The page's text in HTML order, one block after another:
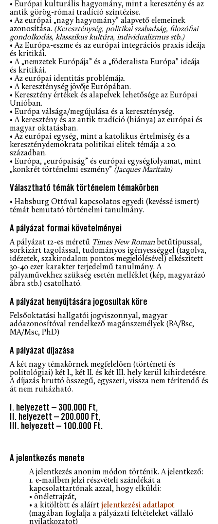
• Európai kulturális hagyomány, mint a keresztény és az
antik görög-római tradíció szintézise.
• Az európai „nagy hagyomány” alapvető elemeinek
azonosítása. (Kereszténység, politikai szabadság, filozófiai
gondolkodás, klasszikus kultúra, individualizmus stb.)
• Az Európa-eszme és az európai integrációs praxis ideája
és kritikái.
• A „nemzetek Európája” és a „föderalista Európa” ideája
és kritikái.
• Az európai identitás problémája.
• A kereszténység jövője Európában.
• Keresztény értékek és alapelvek lehetősége az Európai
Unióban.
• Európa válsága/megújulása és a kereszténység.
• A keresztény és az antik tradíció (hiánya) az európai és
magyar oktatásban.
• Az európai egység, mint a katolikus értelmiség és a
kereszténydemokrata politikai elitek témája a 20.
században.
• Európa, „európaiság” és európai egységfolyamat, mint
„konkrét történelmi eszmény” (Jacques Maritain)
Választható témák történelem témakörben
• Habsburg Ottóval kapcsolatos egyedi (kevéssé ismert)
témát bemutató történelmi tanulmány.
A pályázat formai követelményei
A pályázat 12-es méretű Times New Roman betűtípussal,
sorkizárt tagolással, tudományos igényességgel (tagolva,
idézetek, szakirodalom pontos megjelölésével) elkészített
30-40 ezer karakter terjedelmű tanulmány. A
pályaművekhez szükség esetén melléklet (kép, magyarázó
ábra stb.) csatolható.
A pályázat benyújtására jogosultak köre
Felsőoktatási hallgatói jogviszonnyal, magyar
adóazonosítóval rendelkező magánszemélyek (BA/Bsc,
MA/Msc, PhD)
A pályázat díjazása
A két nagy témakörnek megfelelően (történeti és
politológiai) két I., két II. és két III. hely kerül kihirdetésre.
A díjazás bruttó összegű, egyszeri, vissza nem térítendő és
át nem ruházható.
I. helyezett – 300.000 Ft,
II. helyezett – 200.000 Ft,
III. helyezett – 100.000 Ft.
A jelentkezés menete
A jelentkezés anonim módon történik. A jelentkező:
1. e-mailben jelzi részvételi szándékát a
kapcsolattartónak azzal, hogy elküldi:
• önéletrajzát,
• a kitöltött és aláírt jelentkezési adatlapot
(magában foglalja a pályázati feltételeket vállaló
nyilatkozatot)